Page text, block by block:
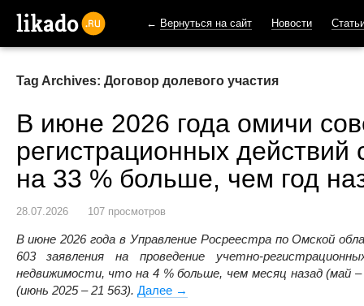
← Вернуться на сайт Новости
Tag Archives: Договор долевого участия
В июне 2026 года омичи
регистрационных
на 33 % больше, чем год
28.07.2026 107 просмотров
В июне 2026 года в Управление Росреестра по Омской
603 заявления на проведение учетно-
недвижимости, что на 4 % больше, чем месяц назад (май
(июнь 2025 – 21 563). Далее В июне 2026 года омичи
→